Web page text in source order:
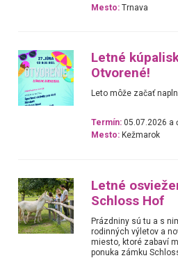
Mesto: Trnava
Letné
Otvorené!
Leto môže začať
Termín: 05.07.2026 a
Mesto: Kežmarok
Letné
Schloss Hof
Prázdniny sú tu a s
rodinných výletov a
miesto, ktoré zabaví
ponuka zámku